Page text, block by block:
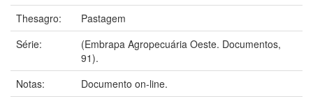
Thesagro:
Pastagem
Série:
(Embrapa Agropecuária Oeste. Documentos,
91).
Notas:
Documento on-line.